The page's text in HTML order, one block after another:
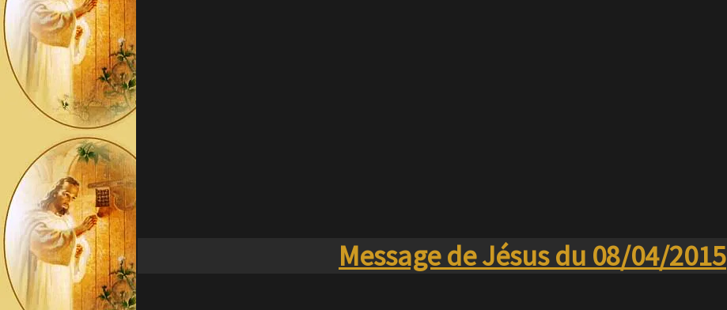
Message de Jésus du 08/04/2015